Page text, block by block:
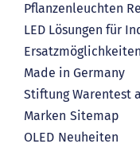
Pflanzenleuchten
LED Lösungen für
Ersatzmöglichkeiten
Made in Germany
Stiftung Warentest
Marken Sitemap
OLED Neuheiten